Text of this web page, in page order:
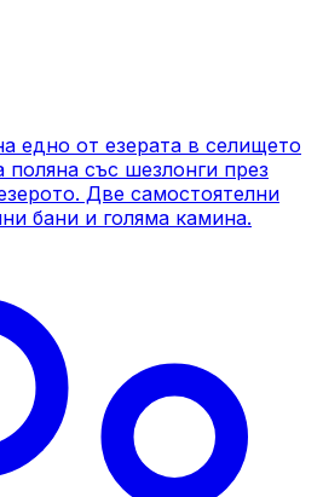
едно от езерата в селището
поляна със шезлонги през
Две самостоятелни
бани и голяма камина.